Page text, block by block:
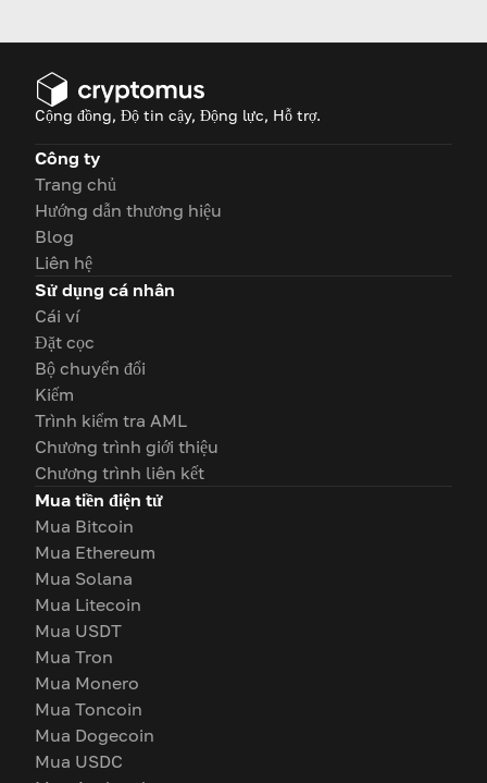
Cộng đồng, Độ tin cậy, Động lực, Hỗ trợ.
Công ty
Trang chủ
Hướng dẫn thương hiệu
Blog
Liên hệ
Sử dụng cá nhân
Cái ví
Đặt cọc
Bộ chuyển đổi
Kiếm
Trình kiểm tra AML
Chương trình giới thiệu
Chương trình liên kết
Mua tiền điện tử
Mua Bitcoin
Mua Ethereum
Mua Solana
Mua Litecoin
Mua USDT
Mua Tron
Mua Monero
Mua Toncoin
Mua Dogecoin
Mua USDC